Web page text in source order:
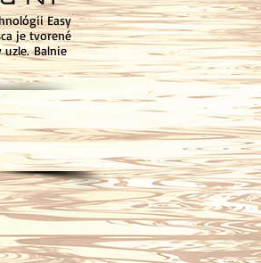
Easy
je tvorené
uzle. Balnie